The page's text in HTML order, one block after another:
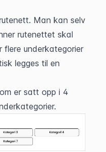
Man kan selv
rutenettet skal
flere underkategorier
legges til en
er satt opp i 4